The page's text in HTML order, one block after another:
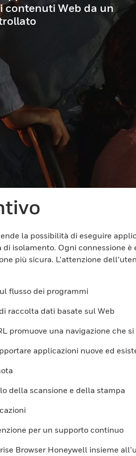
contenuti Web da un
la possibilità di eseguire
isolamento. Ogni connessione
più sicura. L’attenzione
flusso dei programmi
raccolta dati basate sul Web
promuove una navigazione che
applicazioni nuove ed
della scansione e della stampa
per un supporto continuo
Browser Honeywell insieme